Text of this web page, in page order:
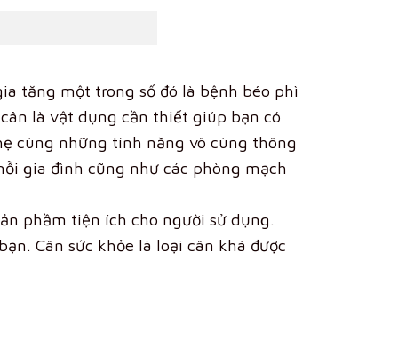
tăng một trong số đó là bệnh béo phì
là vật dụng cần thiết giúp bạn có
cùng những tính năng vô cùng thông
gia đình cũng như các phòng mạch
phầm tiện ích cho người sử dụng.
Cân sức khỏe là loại cân khá được